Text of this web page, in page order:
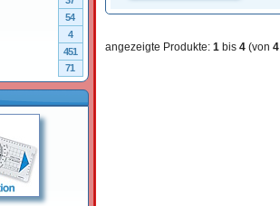
angezeigte Produkte: 1 bis 4 (von 4
54
4
451
71